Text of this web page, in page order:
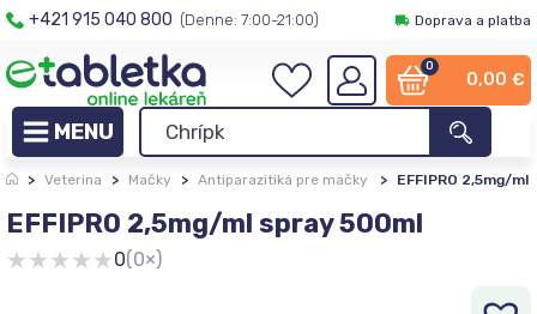
+421 915 040 800 (Denne: 7:00-21:00) Doprava a platba
0
0,00 €
> Veterina > Mačky > Antiparazitiká pre mačky > EFFIPRO 2,5mg/ml
EFFIPRO 2,5mg/ml spray 500ml
★★★★★0(0×)